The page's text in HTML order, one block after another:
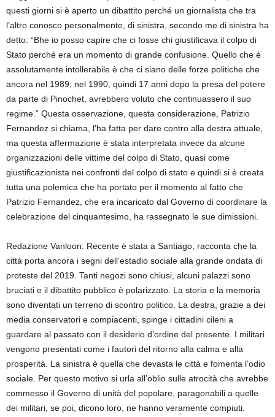
questi giorni si è aperto un dibattito perché un giornalista che tra
l’altro conosco personalmente, di sinistra, secondo me di sinistra ha
detto: “Bhe io posso capire che ci fosse chi giustificava il colpo di
Stato perché era un momento di grande confusione. Quello che è
assolutamente intollerabile è che ci siano delle forze politiche che
ancora nel 1989, nel 1990, quindi 17 anni dopo la presa del potere
da parte di Pinochet, avrebbero voluto che continuassero il suo
regime.” Questa osservazione, questa considerazione, Patrizio
Fernandez si chiama, l’ha fatta per dare contro alla destra attuale,
ma questa affermazione è stata interpretata invece da alcune
organizzazioni delle vittime del colpo di Stato, quasi come
giustificazionista nei confronti del colpo di stato e quindi si è creata
tutta una polemica che ha portato per il momento al fatto che
Patrizio Fernandez, che era incaricato dal Governo di coordinare la
celebrazione del cinquantesimo, ha rassegnato le sue dimissioni.
Redazione Vanloon: Recente è stata a Santiago, racconta che la
città porta ancora i segni dell’estadio sociale alla grande ondata di
proteste del 2019. Tanti negozi sono chiusi, alcuni palazzi sono
bruciati e il dibattito pubblico è polarizzato. La storia e la memoria
sono diventati un terreno di scontro politico. La destra, grazie a dei
media conservatori e compiacenti, spinge i cittadini cileni a
guardare al passato con il desiderio d’ordine del presente. I militari
vengono presentati come i fautori del ritorno alla calma e alla
prosperità. La sinistra è quella che devasta le città e fomenta l’odio
sociale. Per questo motivo si urla all’oblio sulle atrocità che avrebbe
commesso il Governo di unità del popolare, paragonabili a quelle
dei militari, se poi, dicono loro, ne hanno veramente compiuti.